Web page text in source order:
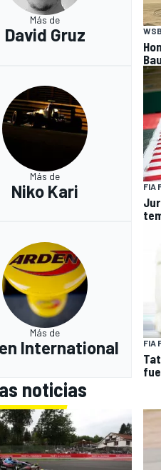
Más de
David Gruz
Más de
Niko Kari FIA
Más de
International FIA
noticias